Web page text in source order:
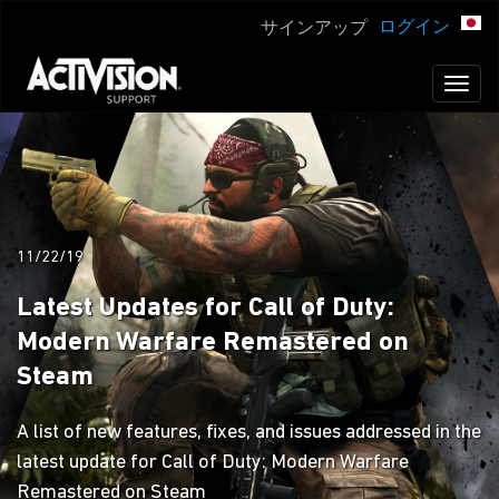
ログイン
サインアップ
11/22/19
Latest Updates for Call of Duty:
Modern Warfare Remastered on
Steam
A list of new features, fixes, and issues addressed in the
latest update for Call of Duty: Modern Warfare
Remastered on Steam